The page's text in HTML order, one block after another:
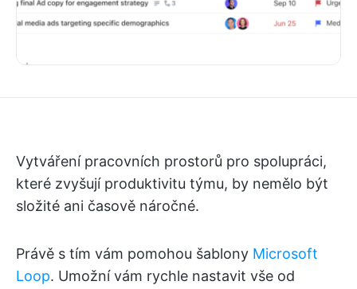
Vytváření pracovních prostorů pro spolupráci,
které zvyšují produktivitu týmu, by nemělo být
složité ani časově náročné.
Právě s tím vám pomohou šablony Microsoft
Loop. Umožní vám rychle nastavit vše od